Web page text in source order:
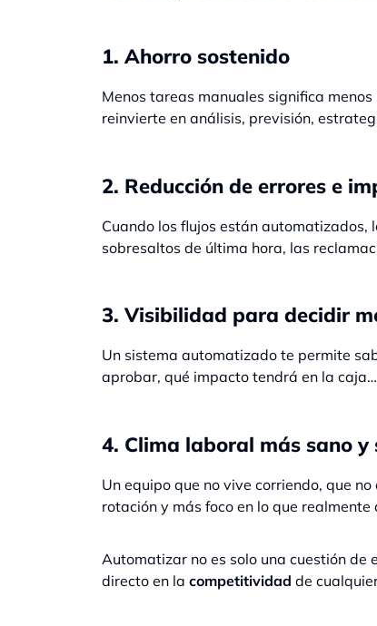
1. Ahorro sostenido
Menos tareas manuales significa
reinvierte en análisis, previsión,
2. Reducción de errores e
Cuando los flujos están automatizados,
sobresaltos de última hora, las
3. Visibilidad para decidir
Un sistema automatizado te permite
aprobar, qué impacto tendrá en la
4. Clima laboral más sano y
Un equipo que no vive corriendo, que
rotación y más foco en lo que
Automatizar no es solo una cuestión de
directo en la competitividad de